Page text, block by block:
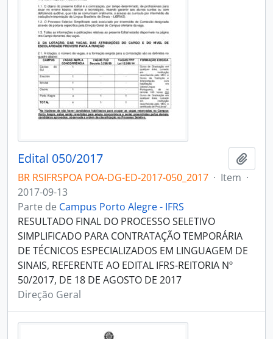
Edital 050/2017
BR RSIFRSPOA POA-DG-ED-2017-050_2017 · Item ·
2017-09-13
Parte de Campus Porto Alegre - IFRS
RESULTADO FINAL DO PROCESSO SELETIVO
SIMPLIFICADO PARA CONTRATAÇÃO TEMPORÁRIA
DE TÉCNICOS ESPECIALIZADOS EM LINGUAGEM DE
SINAIS, REFERENTE AO EDITAL IFRS-REITORIA Nº
50/2017, DE 18 DE AGOSTO DE 2017
Direção Geral